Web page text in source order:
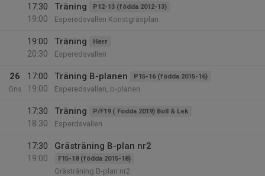
17:30
19:00
Träning P12-13 (födda 2012-13)
Esperedsvallen Konstgräsplan
19:00
20:30
Träning Herr
Esperedsvallen
26
Ons
17:00
19:00
Träning B-planen P15-16 (födda 2015-16)
Esperedsvallen, b-planen
17:30
18:30
Träning P/F19 ( Födda 2019) Boll & Lek
Esperdsvallen
17:30
19:00
Grästräning B-plan nr2
F15-18 (födda 2015-18)
Grästräning B-plan nr2